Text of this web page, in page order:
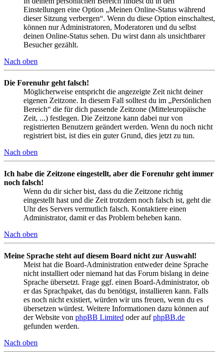
Einstellungen eine Option „Meinen Online-Status während
dieser Sitzung verbergen“. Wenn du diese Option einschaltest,
können nur Administratoren, Moderatoren und du selbst
deinen Online-Status sehen. Du wirst dann als unsichtbarer
Besucher gezählt.
Nach oben
Die Forenuhr geht falsch!
Möglicherweise entspricht die angezeigte Zeit nicht deiner
eigenen Zeitzone. In diesem Fall solltest du im „Persönlichen
Bereich“ die für dich passende Zeitzone (Mitteleuropäische
Zeit, ...) festlegen. Die Zeitzone kann dabei nur von
registrierten Benutzern geändert werden. Wenn du noch nicht
registriert bist, ist dies ein guter Grund, dies jetzt zu tun.
Nach oben
Ich habe die Zeitzone eingestellt, aber die Forenuhr geht immer
noch falsch!
Wenn du dir sicher bist, dass du die Zeitzone richtig
eingestellt hast und die Zeit trotzdem noch falsch ist, geht die
Uhr des Servers vermutlich falsch. Kontaktiere einen
Administrator, damit er das Problem beheben kann.
Nach oben
Meine Sprache steht auf diesem Board nicht zur Auswahl!
Meist hat die Board-Administration entweder deine Sprache
nicht installiert oder niemand hat das Forum bislang in deine
Sprache übersetzt. Frage ggf. einen Board-Administrator, ob
er das Sprachpaket, das du benötigst, installieren kann. Falls
es noch nicht existiert, würden wir uns freuen, wenn du es
übersetzen würdest. Weitere Informationen dazu können auf
der Website von phpBB Limited oder aufphpBB.de
gefunden werden.
Nach oben